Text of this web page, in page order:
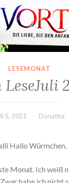
LESEMONAT
5, 2021 Donatha
Hallo Würmchen,
Monat. Ich weiß